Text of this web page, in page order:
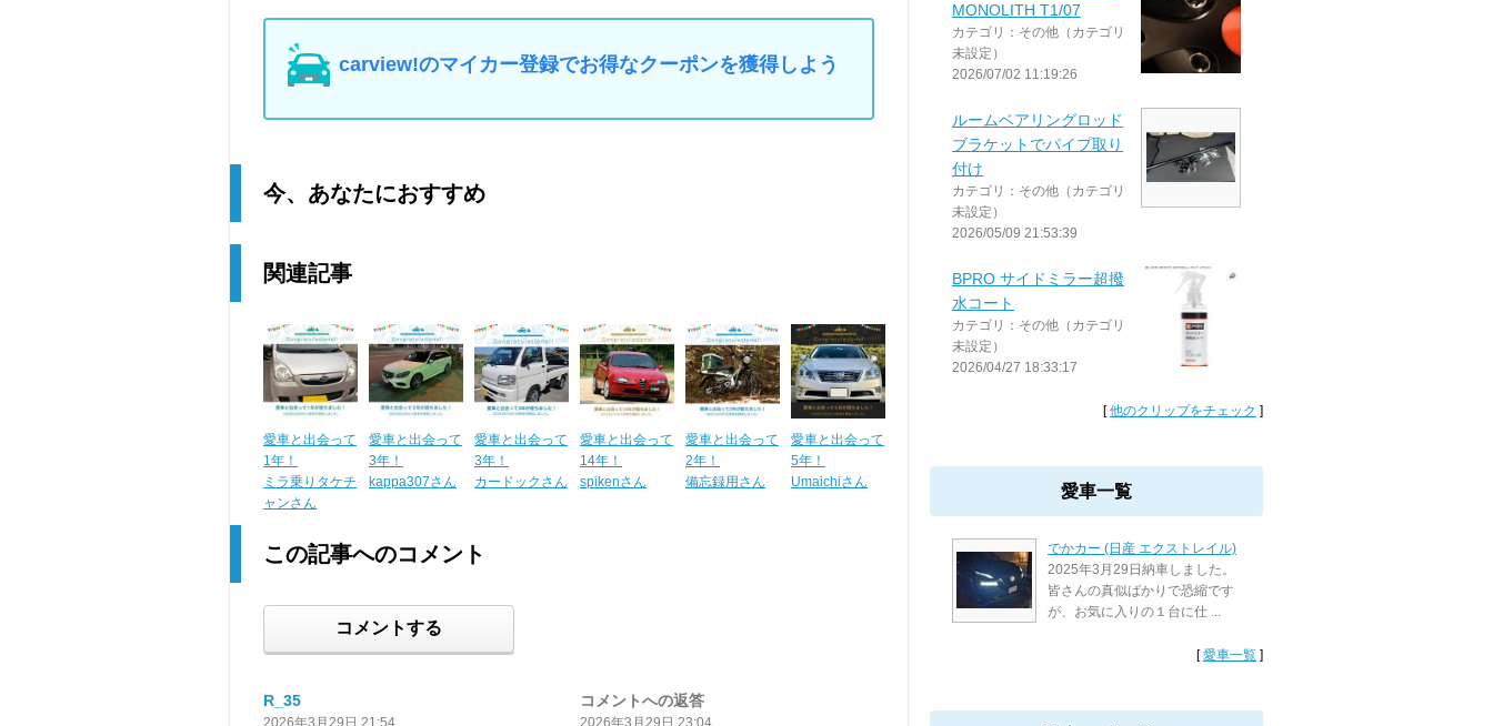
carview!のマイカー登録でお得なクーポンを獲得しよう
今、あなたにおすすめ
関連記事
愛車と出会って
1年！
ミラ乗りタケチ
ャンさん
愛車と出会って
3年！
kappa307さん
愛車と出会って
3年！
カードックさん
愛車と出会って
14年！
spikenさん
愛車と出会って
2年！
備忘録用さん
愛車と出会って
5年！
Umaichiさん
この記事へのコメント
コメントする
R_35
2026年3月29日 21:54
コメントへの返答
2026年3月29日 23:04
MONOLITH T1/07
カテゴリ：その他（カテゴリ
未設定）
2026/07/02 11:19:26
ルームベアリングロッド
ブラケットでパイプ取り
付け
カテゴリ：その他（カテゴリ
未設定）
2026/05/09 21:53:39
BPRO サイドミラー超撥
水コート
カテゴリ：その他（カテゴリ
未設定）
2026/04/27 18:33:17
[他のクリップをチェック ]
愛車一覧
でかカー (日産 エクストレイル)
2025年3月29日納車しました。
皆さんの真似ばかりで恐縮です
が、お気に入りの１台に仕 ...
[愛車一覧 ]